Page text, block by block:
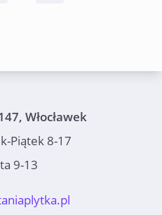
Włocławek
Piątek 8-17
9-13